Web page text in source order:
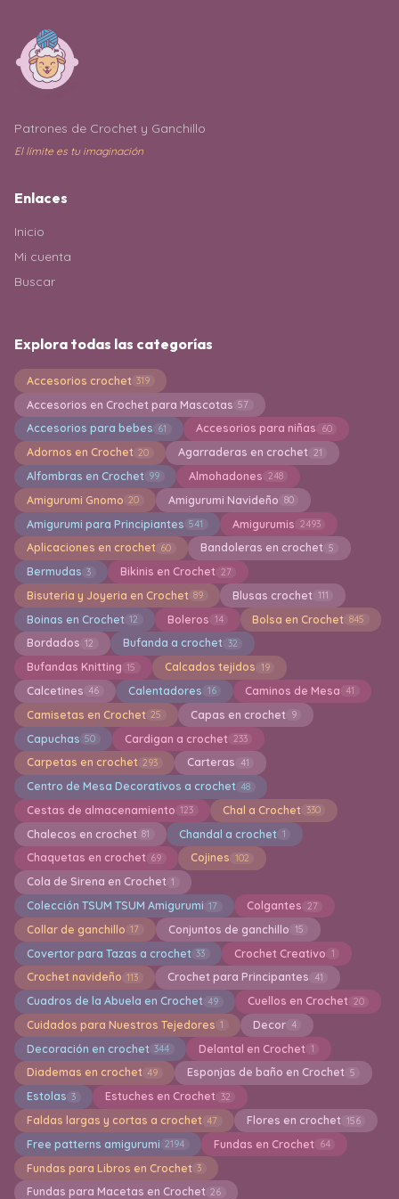
Patrones de Crochet y Ganchillo
El límite es tu imaginación
Enlaces
Inicio
Mi cuenta
Buscar
Explora todas las categorías
Accesorios crochet 319
Accesorios en Crochet para Mascotas 57
Accesorios para bebes 61 Accesorios para niñas 60
Adornos en Crochet 20 Agarraderas en crochet 21
Alfombras en Crochet 99 Almohadones 248
Amigurumi Gnomo 20 Amigurumi Navideño 80
Amigurumi para Principiantes 541 Amigurumis 2493
Aplicaciones en crochet 60 Bandoleras en crochet 5
Bermudas 3 Bikinis en Crochet 27
Bisuteria y Joyeria en Crochet 89 Blusas crochet 111
Boinas en Crochet 12 Boleros 14 Bolsa en Crochet 845
Bordados 12 Bufanda a crochet 32
Bufandas Knitting 15 Calcados tejidos 19
Calcetines 46 Calentadores 16 Caminos de Mesa 41
Camisetas en Crochet 25 Capas en crochet 9
Capuchas 50 Cardigan a crochet 233
Carpetas en crochet 293 Carteras 41
Centro de Mesa Decorativos a crochet 48
Cestas de almacenamiento 123 Chal a Crochet 330
Chalecos en crochet 81 Chandal a crochet 1
Chaquetas en crochet 69 Cojines 102
Cola de Sirena en Crochet 1
Colección TSUM TSUM Amigurumi 17 Colgantes 27
Collar de ganchillo 17 Conjuntos de ganchillo 15
Covertor para Tazas a crochet 33 Crochet Creativo 1
Crochet navideño 113 Crochet para Principantes 41
Cuadros de la Abuela en Crochet 49 Cuellos en Crochet 20
Cuidados para Nuestros Tejedores 1 Decor 4
Decoración en crochet 344 Delantal en Crochet 1
Diademas en crochet 49 Esponjas de baño en Crochet 5
Estolas 3 Estuches en Crochet 32
Faldas largas y cortas a crochet 47 Flores en crochet 156
Free patterns amigurumi 2194 Fundas en Crochet 64
Fundas para Libros en Crochet 3
Fundas para Macetas en Crochet 26